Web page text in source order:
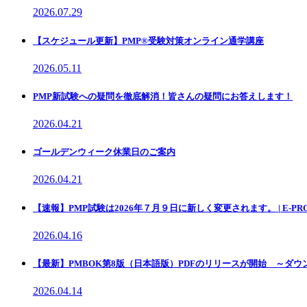
2026.07.29
【スケジュール更新】PMP®受験対策オンライン通学講座
2026.05.11
PMP新試験への疑問を徹底解消！皆さんの疑問にお答えします！
2026.04.21
ゴールデンウィーク休業日のご案内
2026.04.21
【速報】PMP試験は2026年７月９日に新しく変更されます。 | E-
2026.04.16
【最新】PMBOK第8版（日本語版）PDFのリリースが開始 ～ダウ
2026.04.14